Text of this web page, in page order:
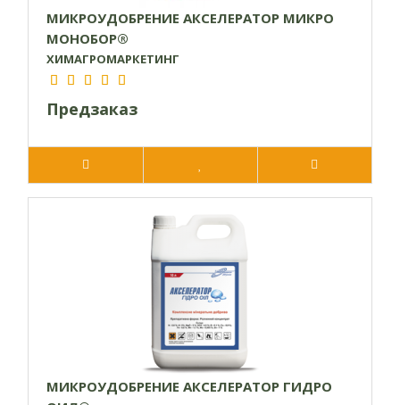
МИКРОУДОБРЕНИЕ АКСЕЛЕРАТОР МИКРО
МОНОБОР®
ХИМАГРОМАРКЕТИНГ
Предзаказ
МИКРОУДОБРЕНИЕ АКСЕЛЕРАТОР ГИДРО